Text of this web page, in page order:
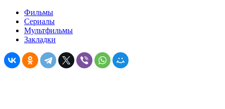
Фильмы
Сериалы
Мультфильмы
Закладки